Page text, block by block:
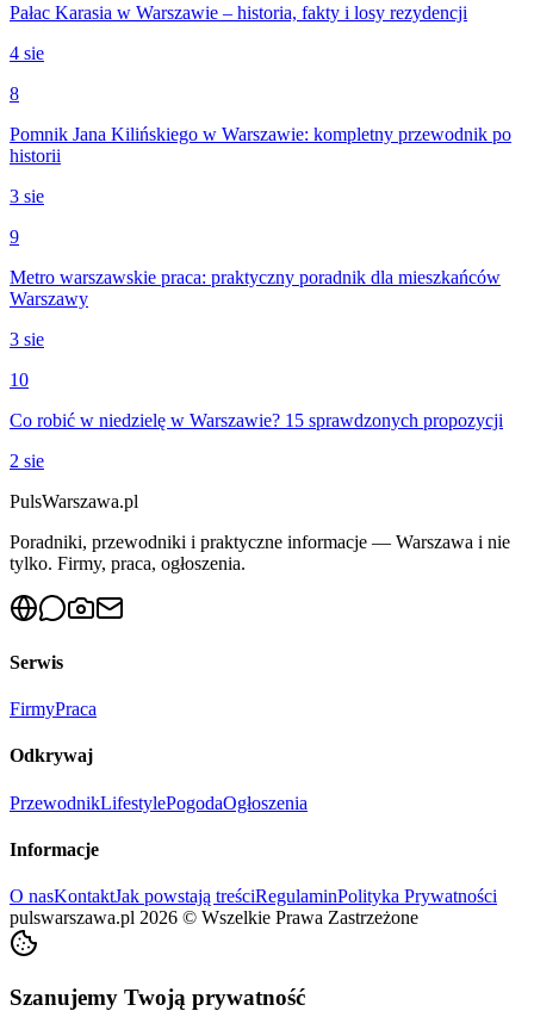
Pałac Karasia w Warszawie – historia, fakty i losy rezydencji
4 sie
8
Pomnik Jana Kilińskiego w Warszawie: kompletny przewodnik po
historii
3 sie
9
Metro warszawskie praca: praktyczny poradnik dla mieszkańców
Warszawy
3 sie
10
Co robić w niedzielę w Warszawie? 15 sprawdzonych propozycji
2 sie
PulsWarszawa.pl
Poradniki, przewodniki i praktyczne informacje — Warszawa i nie
tylko. Firmy, praca, ogłoszenia.
Serwis
FirmyPraca
Odkrywaj
PrzewodnikLifestylePogodaOgłoszenia
Informacje
O nasKontaktJak powstają treściRegulaminPolityka Prywatności
pulswarszawa.pl 2026 © Wszelkie Prawa Zastrzeżone
Szanujemy Twoją prywatność